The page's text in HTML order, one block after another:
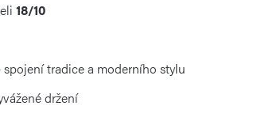
18/10
spojení tradice a moderního stylu
držení